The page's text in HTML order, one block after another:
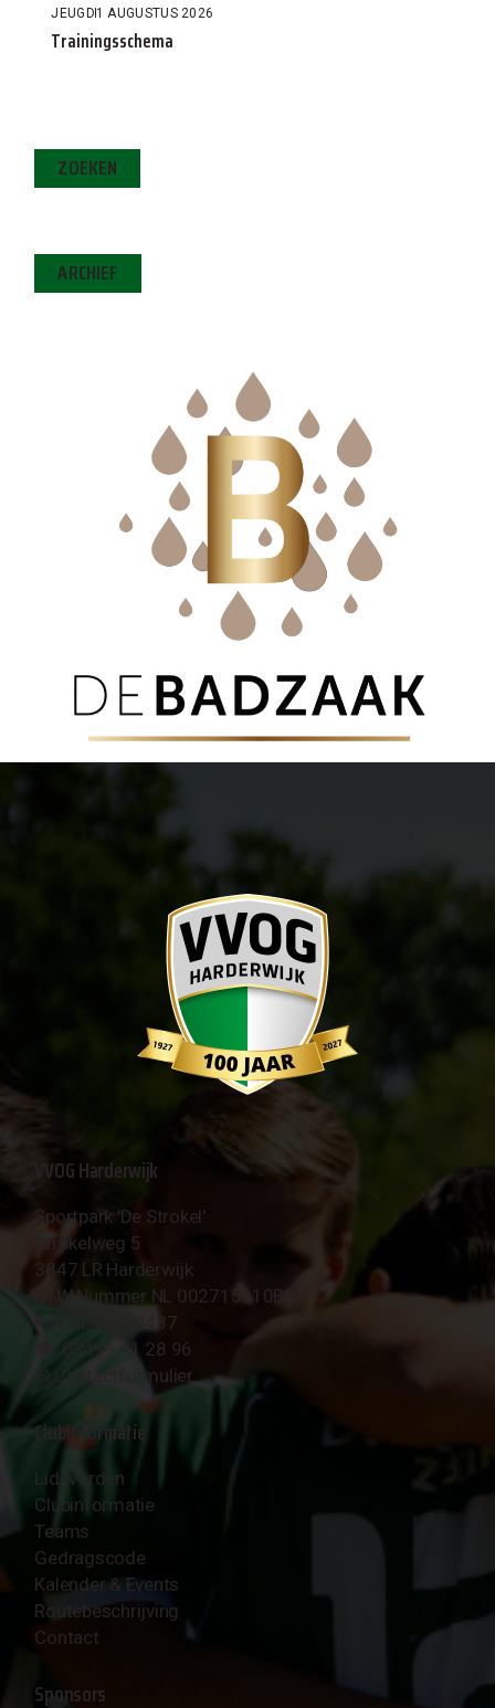
JEUGD1 AUGUSTUS 2026
Trainingsschema
ZOEKEN
ARCHIEF
VVOG Harderwijk
Sportpark 'De Strokel'
Strokelweg 5
3847 LR Harderwijk
BTW Nummer NL 002715910B01
KvK Nr 40094437
☎︎ 0341 - 41 28 96
✉︎ Contactformulier
Clubinformatie
Lid worden
Clubinformatie
Teams
Gedragscode
Kalender & Events
Routebeschrijving
Contact
Sponsors